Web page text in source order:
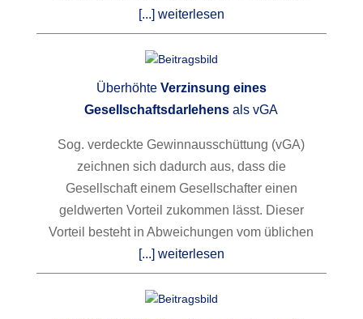
[...] weiterlesen
Überhöhte Verzinsung eines
Gesellschaftsdarlehens als vGA
Sog. verdeckte Gewinnausschüttung (vGA)
zeichnen sich dadurch aus, dass die
Gesellschaft einem Gesellschafter einen
geldwerten Vorteil zukommen lässt. Dieser
Vorteil besteht in Abweichungen vom üblichen
[...] weiterlesen